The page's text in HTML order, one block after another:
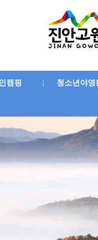
캠핑 청소년야영